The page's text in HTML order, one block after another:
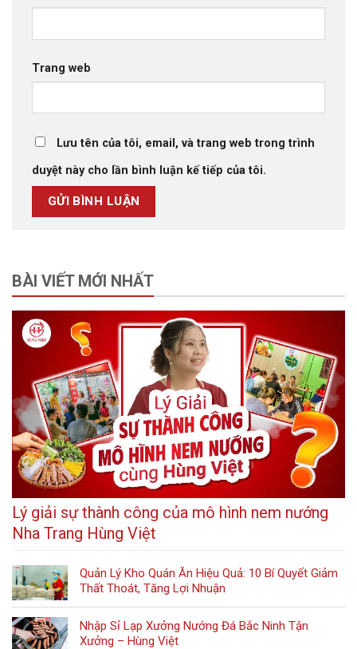
Trang web
Lưu tên của tôi, email, và trang web trong trình
duyệt này cho lần bình luận kế tiếp của tôi.
BÀI VIẾT MỚI NHẤT
Lý giải sự thành công của mô hình nem nướng
Nha Trang Hùng Việt
Quản Lý Kho Quán Ăn Hiệu Quả: 10 Bí Quyết Giảm
Thất Thoát, Tăng Lợi Nhuận
Nhập Sỉ Lạp Xưởng Nướng Đá Bắc Ninh Tận
Xưởng – Hùng Việt